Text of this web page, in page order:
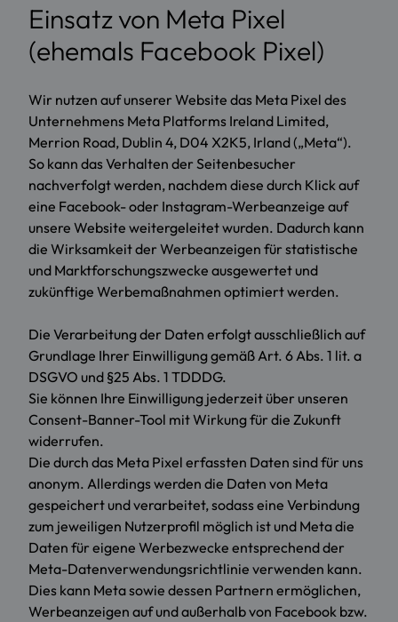
Einsatz von Meta Pixel
(ehemals Facebook Pixel)
Wir nutzen auf unserer Website das Meta Pixel des
Unternehmens Meta Platforms Ireland Limited,
Merrion Road, Dublin 4, D04 X2K5, Irland („Meta“).
So kann das Verhalten der Seitenbesucher
nachverfolgt werden, nachdem diese durch Klick auf
eine Facebook- oder Instagram-Werbeanzeige auf
unsere Website weitergeleitet wurden. Dadurch kann
die Wirksamkeit der Werbeanzeigen für statistische
und Marktforschungszwecke ausgewertet und
zukünftige Werbemaßnahmen optimiert werden.
Die Verarbeitung der Daten erfolgt ausschließlich auf
Grundlage Ihrer Einwilligung gemäß Art. 6 Abs. 1 lit. a
DSGVO und §25 Abs. 1 TDDDG.
Sie können Ihre Einwilligung jederzeit über unseren
Consent-Banner-Tool mit Wirkung für die Zukunft
widerrufen.
Die durch das Meta Pixel erfassten Daten sind für uns
anonym. Allerdings werden die Daten von Meta
gespeichert und verarbeitet, sodass eine Verbindung
zum jeweiligen Nutzerprofil möglich ist und Meta die
Daten für eigene Werbezwecke entsprechend der
Meta-Datenverwendungsrichtlinie verwenden kann.
Dies kann Meta sowie dessen Partnern ermöglichen,
Werbeanzeigen auf und außerhalb von Facebook bzw.